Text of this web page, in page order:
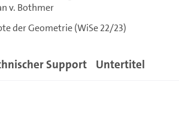
v. Bothmer
der Geometrie (WiSe 22/23)
Support Untertitel